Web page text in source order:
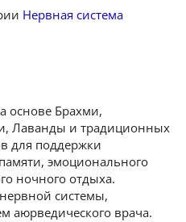
Нервная система
основе Брахми,
Лаванды и традиционных
для поддержки
эмоционального
ночного отдыха.
системы,
аюрведического врача.